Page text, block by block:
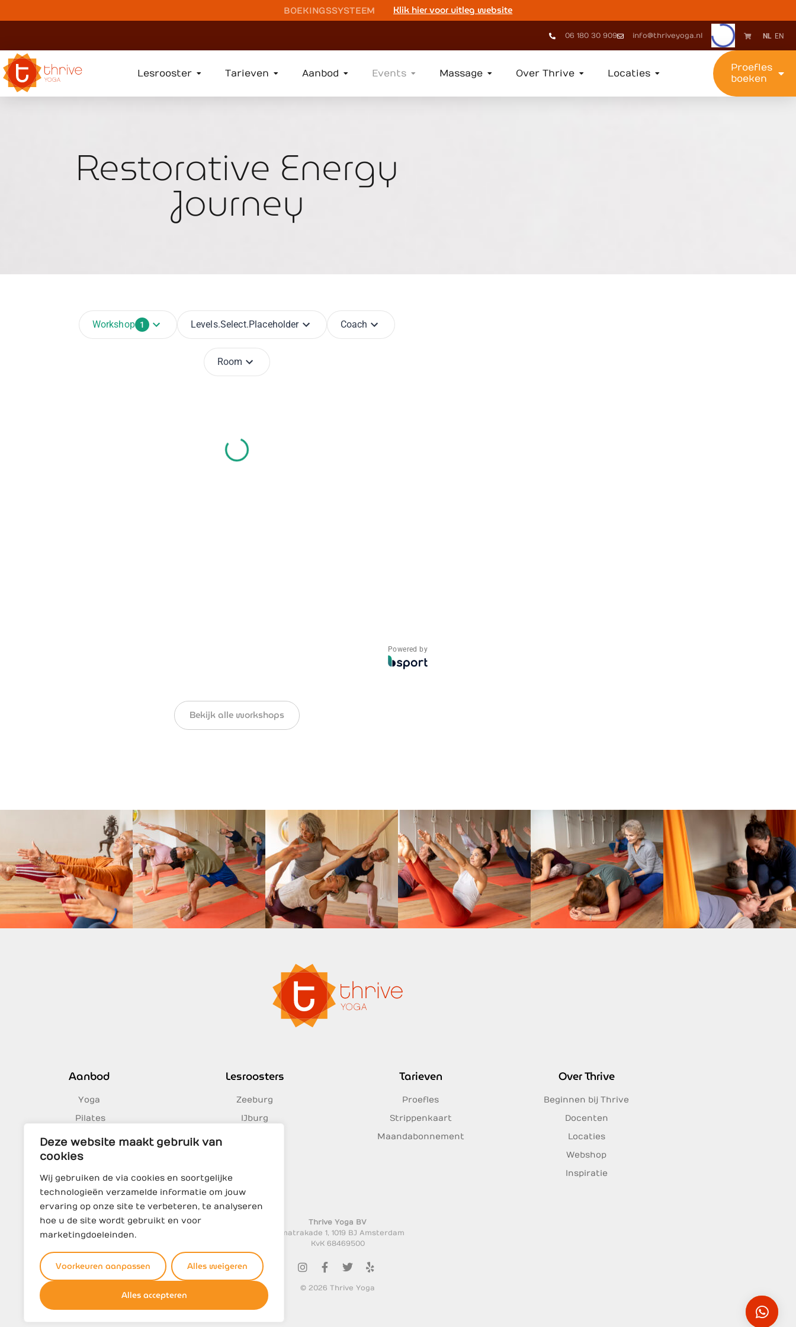
Deze website maakt gebruik van
cookies
Wij gebruiken de via cookies en soortgelijke
technologieën verzamelde informatie om jouw
ervaring op onze site te verbeteren, te analyseren
hoe u de site wordt gebruikt en voor
marketingdoeleinden.
Voorkeuren aanpassen Alles weigeren
Alles accepteren
BOEKINGSSYSTEEM Klik hier voor uitleg website
06 180 30 909 info@thriveyoga.nl NL EN
Lesrooster Tarieven Aanbod Events Massage Over Thrive Locaties
Proefles
boeken
Restorative Energy
Journey
Workshop 1 Levels.select.placeholder Coach
Room
Powered by
Bekijk alle workshops
Aanbod
Yoga
Pilates
Massage
Lesroosters
Zeeburg
IJburg
Tarieven
Proefles
Strippenkaart
Maandabonnement
Over Thrive
Beginnen bij Thrive
Docenten
Locaties
Webshop
Inspiratie
Thrive Yoga BV
Sumatrakade 1, 1019 BJ Amsterdam
KvK 68469500
© 2026 Thrive Yoga